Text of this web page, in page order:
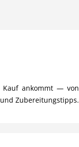
Kauf ankommt — von
Zubereitungstipps.